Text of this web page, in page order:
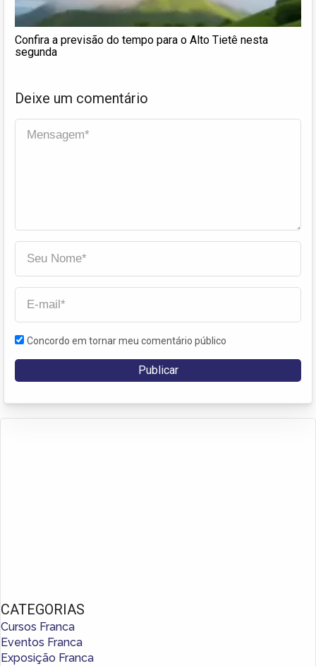
Confira a previsão do tempo para o Alto Tietê nesta
segunda
Deixe um comentário
Concordo em tornar meu comentário público
CATEGORIAS
Cursos Franca
Eventos Franca
Exposição Franca